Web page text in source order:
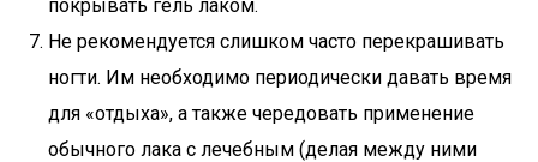
покрывать гель лаком.
Не рекомендуется слишком часто перекрашивать
ногти. Им необходимо периодически давать время
для «отдыха», а также чередовать применение
обычного лака с лечебным (делая между ними